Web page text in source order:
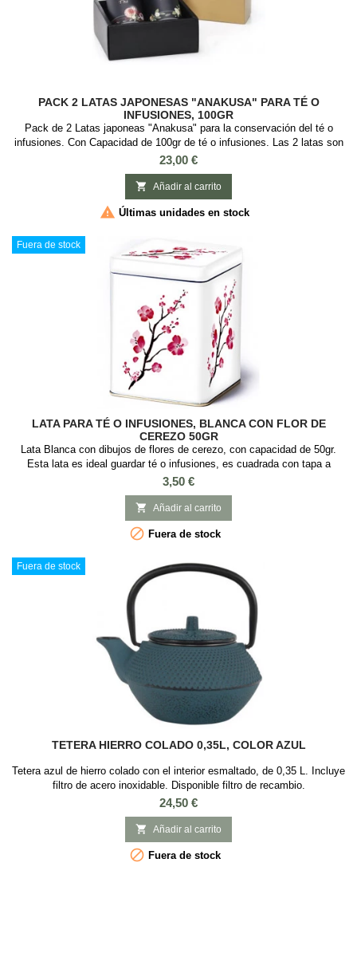
PACK 2 LATAS JAPONESAS "ANAKUSA" PARA TÉ O
INFUSIONES, 100GR
Pack de 2 Latas japoneas "Anakusa" para la conservación del té o
infusiones. Con Capacidad de 100gr de té o infusiones. Las 2 latas son
diferentes modelos. Esta lata es ideal guardar té o infusiones, es
redonda con tapa de rosca. Medidas: : 6,5 cm diámetro x 12,5 cm alto.
2 Modelos
Precio
23,00 €
 Añadir al carrito
 Últimas unidades en stock
Fuera de stock
LATA PARA TÉ O INFUSIONES, BLANCA CON FLOR DE
CEREZO 50GR
Lata Blanca con dibujos de flores de cerezo, con capacidad de 50gr.
Esta lata es ideal guardar té o infusiones, es cuadrada con tapa a
presión y con Medidas: : 6,7 x 6,7 x 7,1 cm.
Precio
3,50 €
 Añadir al carrito
 Fuera de stock
Fuera de stock
TETERA HIERRO COLADO 0,35L, COLOR AZUL
Tetera azul de hierro colado con el interior esmaltado, de 0,35 L. Incluye
filtro de acero inoxidable. Disponible filtro de recambio.
Precio
24,50 €
 Añadir al carrito
 Fuera de stock